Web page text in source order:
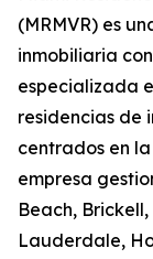
(MRMVR) es
inmobiliaria
especializada
residencias de
centrados en
empresa
Beach,
Lauderdale,